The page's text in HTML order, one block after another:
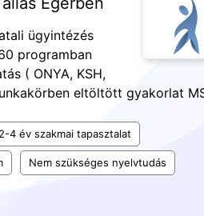
ügyintézés
programban
( ONYA, KSH,
eltöltött gyakorlat
2-4 év szakmai tapasztalat
Nem szükséges nyelvtudás